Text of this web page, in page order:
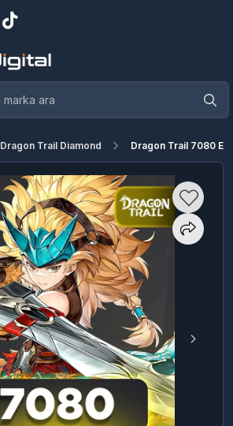
Dragon Trail Diamond Dragon Trail 7080